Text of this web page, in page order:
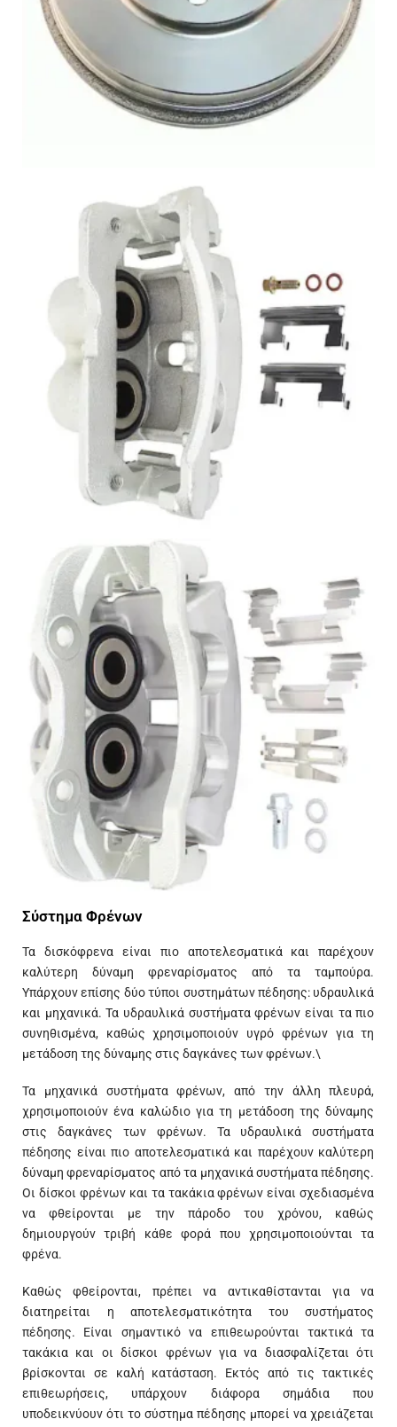
Σύστημα Φρένων​
Τα δισκόφρενα είναι πιο αποτελεσματικά και παρέχουν
καλύτερη δύναμη φρεναρίσματος από τα ταμπούρα.
Υπάρχουν επίσης δύο τύποι συστημάτων πέδησης: υδραυλικά
και μηχανικά. Τα υδραυλικά συστήματα φρένων είναι τα πιο
συνηθισμένα, καθώς χρησιμοποιούν υγρό φρένων για τη
μετάδοση της δύναμης στις δαγκάνες των φρένων.\
Τα μηχανικά συστήματα φρένων, από την άλλη πλευρά,
χρησιμοποιούν ένα καλώδιο για τη μετάδοση της δύναμης
στις δαγκάνες των φρένων. Τα υδραυλικά συστήματα
πέδησης είναι πιο αποτελεσματικά και παρέχουν καλύτερη
δύναμη φρεναρίσματος από τα μηχανικά συστήματα πέδησης.
Οι δίσκοι φρένων και τα τακάκια φρένων είναι σχεδιασμένα
να φθείρονται με την πάροδο του χρόνου, καθώς
δημιουργούν τριβή κάθε φορά που χρησιμοποιούνται τα
φρένα.
Καθώς φθείρονται, πρέπει να αντικαθίστανται για να
διατηρείται η αποτελεσματικότητα του συστήματος
πέδησης. Είναι σημαντικό να επιθεωρούνται τακτικά τα
τακάκια και οι δίσκοι φρένων για να διασφαλίζεται ότι
βρίσκονται σε καλή κατάσταση. Εκτός από τις τακτικές
επιθεωρήσεις, υπάρχουν διάφορα σημάδια που
υποδεικνύουν ότι το σύστημα πέδησης μπορεί να χρειάζεται